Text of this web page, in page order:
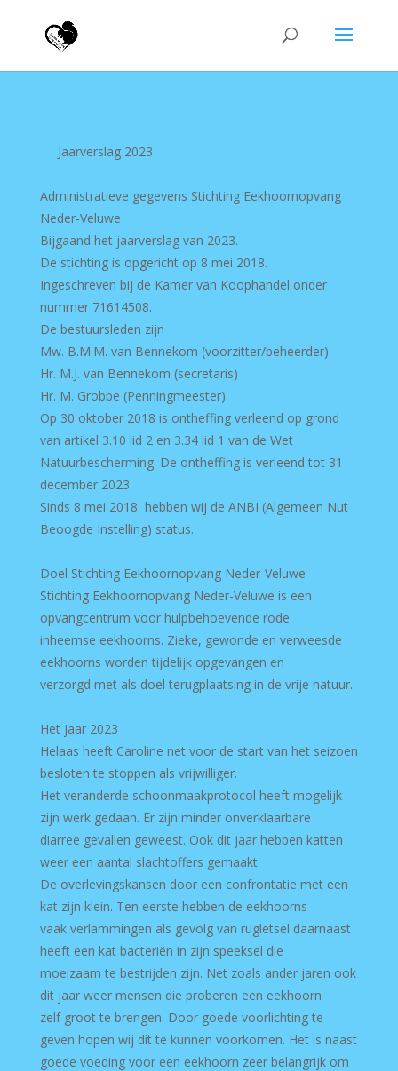
Jaarverslag 2023
Administratieve gegevens Stichting Eekhoornopvang
Neder-Veluwe
Bijgaand het jaarverslag van 2023.
De stichting is opgericht op 8 mei 2018.
Ingeschreven bij de Kamer van Koophandel onder
nummer 71614508.
De bestuursleden zijn
Mw. B.M.M. van Bennekom (voorzitter/beheerder)
Hr. M.J. van Bennekom (secretaris)
Hr. M. Grobbe (Penningmeester)
Op 30 oktober 2018 is ontheffing verleend op grond
van artikel 3.10 lid 2 en 3.34 lid 1 van de Wet
Natuurbescherming. De ontheffing is verleend tot 31
december 2023.
Sinds 8 mei 2018 hebben wij de ANBI (Algemeen Nut
Beoogde Instelling) status.
Doel Stichting Eekhoornopvang Neder-Veluwe
Stichting Eekhoornopvang Neder-Veluwe is een
opvangcentrum voor hulpbehoevende rode
inheemse eekhoorns. Zieke, gewonde en verweesde
eekhoorns worden tijdelijk opgevangen en
verzorgd met als doel terugplaatsing in de vrije natuur.
Het jaar 2023
Helaas heeft Caroline net voor de start van het seizoen
besloten te stoppen als vrijwilliger.
Het veranderde schoonmaakprotocol heeft mogelijk
zijn werk gedaan. Er zijn minder onverklaarbare
diarree gevallen geweest. Ook dit jaar hebben katten
weer een aantal slachtoffers gemaakt.
De overlevingskansen door een confrontatie met een
kat zijn klein. Ten eerste hebben de eekhoorns
vaak verlammingen als gevolg van rugletsel daarnaast
heeft een kat bacteriën in zijn speeksel die
moeizaam te bestrijden zijn. Net zoals ander jaren ook
dit jaar weer mensen die proberen een eekhoorn
zelf groot te brengen. Door goede voorlichting te
geven hopen wij dit te kunnen voorkomen. Het is naast
goede voeding voor een eekhoorn zeer belangrijk om